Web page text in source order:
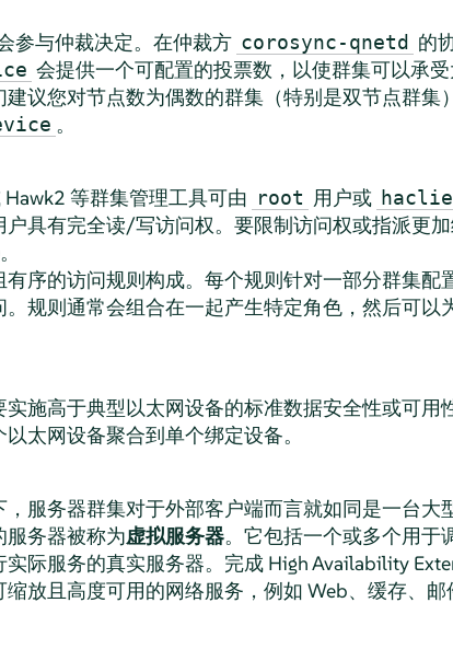
参与仲裁决定。在仲裁方 corosync-qnetd 的
会提供一个可配置的投票数，以使群集可以承
议您对节点数为偶数的群集（特别是双节点群集
。
等群集管理工具可由 root 用户或
具有完全读/写访问权。要限制访问权或指派更
序的访问规则构成。每个规则针对一部分群集配
规则通常会组合在一起产生特定角色，然后可以
实施高于典型以太网设备的标准数据安全性或可用
太网设备聚合到单个绑定设备。
，服务器群集对于外部客户端而言就如同是一台大
服务器被称为虚拟服务器。它包括一个或多个用于
际服务的真实服务器。完成 High Availability
放且高度可用的网络服务，例如 Web、缓存、邮